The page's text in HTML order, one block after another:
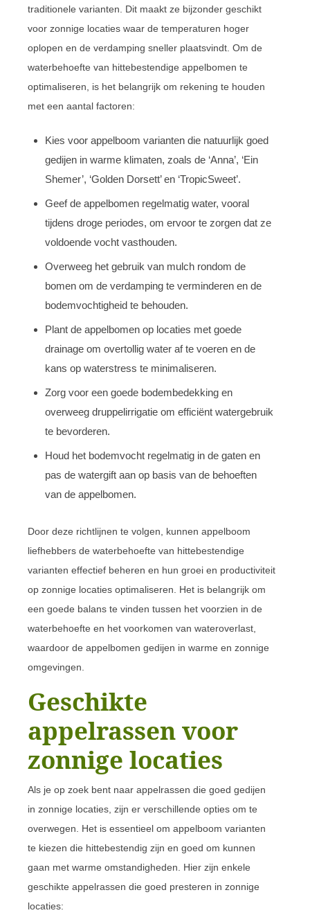
traditionele varianten. Dit maakt ze bijzonder geschikt
voor zonnige locaties waar de temperaturen hoger
oplopen en de verdamping sneller plaatsvindt. Om de
waterbehoefte van hittebestendige appelbomen te
optimaliseren, is het belangrijk om rekening te houden
met een aantal factoren:
Kies voor appelboom varianten die natuurlijk goed
gedijen in warme klimaten, zoals de ‘Anna’, ‘Ein
Shemer’, ‘Golden Dorsett’ en ‘TropicSweet’.
Geef de appelbomen regelmatig water, vooral
tijdens droge periodes, om ervoor te zorgen dat ze
voldoende vocht vasthouden.
Overweeg het gebruik van mulch rondom de
bomen om de verdamping te verminderen en de
bodemvochtigheid te behouden.
Plant de appelbomen op locaties met goede
drainage om overtollig water af te voeren en de
kans op waterstress te minimaliseren.
Zorg voor een goede bodembedekking en
overweeg druppelirrigatie om efficiënt watergebruik
te bevorderen.
Houd het bodemvocht regelmatig in de gaten en
pas de watergift aan op basis van de behoeften
van de appelbomen.
Door deze richtlijnen te volgen, kunnen appelboom
liefhebbers de waterbehoefte van hittebestendige
varianten effectief beheren en hun groei en productiviteit
op zonnige locaties optimaliseren. Het is belangrijk om
een goede balans te vinden tussen het voorzien in de
waterbehoefte en het voorkomen van wateroverlast,
waardoor de appelbomen gedijen in warme en zonnige
omgevingen.
Geschikte
appelrassen voor
zonnige locaties
Als je op zoek bent naar appelrassen die goed gedijen
in zonnige locaties, zijn er verschillende opties om te
overwegen. Het is essentieel om appelboom varianten
te kiezen die hittebestendig zijn en goed om kunnen
gaan met warme omstandigheden. Hier zijn enkele
geschikte appelrassen die goed presteren in zonnige
locaties: